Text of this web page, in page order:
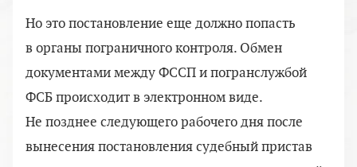
Но это постановление еще должно попасть
в органы пограничного контроля. Обмен
документами между ФССП и погранслужбой
ФСБ происходит в электронном виде.
Не позднее следующего рабочего дня после
вынесения постановления судебный пристав